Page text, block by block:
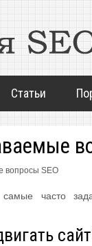
Статьи
вопросы SEO
часто